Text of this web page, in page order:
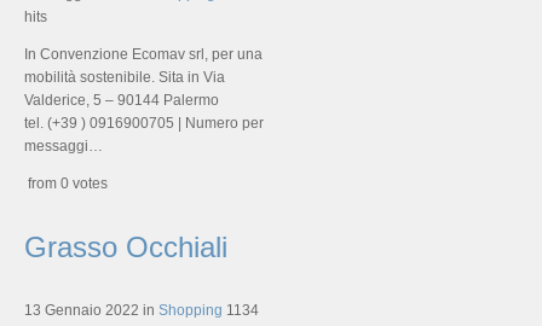
hits
In Convenzione Ecomav srl, per una
mobilità sostenibile. Sita in Via
Valderice, 5 – 90144 Palermo
tel. (+39 ) 0916900705 | Numero per
messaggi…
from 0 votes
Grasso Occhiali
13 Gennaio 2022 in Shopping 1134